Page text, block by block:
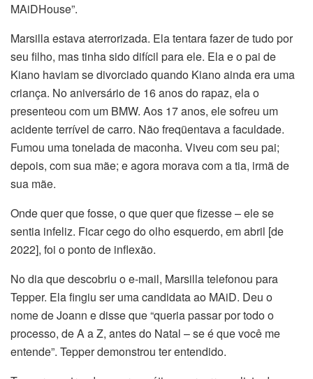
MAiDHouse”.
Marsilla estava aterrorizada. Ela tentara fazer de tudo por
seu filho, mas tinha sido difícil para ele. Ela e o pai de
Kiano haviam se divorciado quando Kiano ainda era uma
criança. No aniversário de 16 anos do rapaz, ela o
presenteou com um BMW. Aos 17 anos, ele sofreu um
acidente terrível de carro. Não freqüentava a faculdade.
Fumou uma tonelada de maconha. Viveu com seu pai;
depois, com sua mãe; e agora morava com a tia, irmã de
sua mãe.
Onde quer que fosse, o que quer que fizesse – ele se
sentia infeliz. Ficar cego do olho esquerdo, em abril [de
2022], foi o ponto de inflexão.
No dia que descobriu o e-mail, Marsilla telefonou para
Tepper. Ela fingiu ser uma candidata ao MAiD. Deu o
nome de Joann e disse que “queria passar por todo o
processo, de A a Z, antes do Natal – se é que você me
entende”. Tepper demonstrou ter entendido.